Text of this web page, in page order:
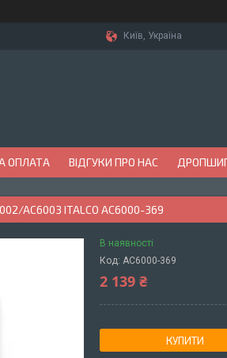
Київ, Україна
ОПЛАТА ВІДГУКИ ПРО НАС
AC6003 ITALCO AC6000-369
В наявності
Код: AC6000-369
2 139 ₴
КУПИТИ